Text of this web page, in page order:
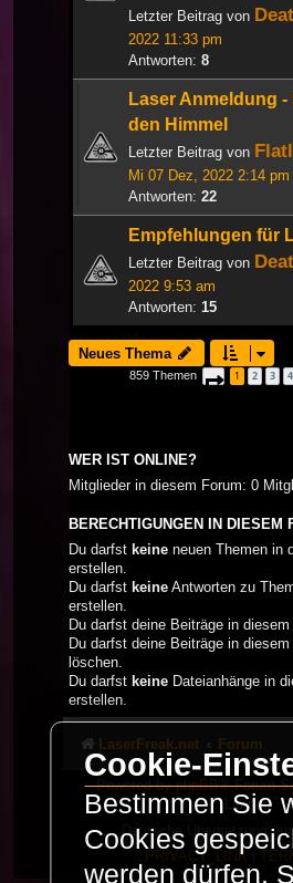
Letzter Beitrag von
2022 11:33 pm
Antworten: 8
Laser Anmeldung
den Himmel
Letzter Beitrag von
Mi 07 Dez, 2022 2:14 pm
Antworten: 22
Empfehlungen für
Letzter Beitrag von
2022 9:53 am
Antworten: 15
Neues Thema
859 Themen Seite 1von 29
1 2 3 4
WER IST ONLINE?
Mitglieder in diesem Forum: 0
BERECHTIGUNGEN IN DIESEM
Du darfst keine neuen Themen in
erstellen.
Du darfst keine Antworten zu
erstellen.
Du darfst deine Beiträge in diesem
Du darfst deine Beiträge in diesem
löschen.
Du darfst keine Dateianhänge in
erstellen.
LaserFreak.net Forum
Powered byphpBB® Forum
Limited
Deutsche Übersetzung
PRIVACY_LINK
Cookie-
Bestimmen Sie
Cookies
werden dürfen.